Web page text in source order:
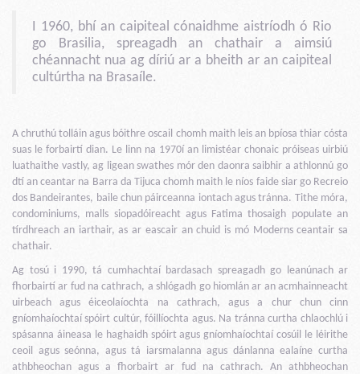
I 1960, bhí an caipiteal cónaidhme aistríodh ó Rio
go Brasilia, spreagadh an chathair a aimsiú
chéannacht nua ag díriú ar a bheith ar an caipiteal
cultúrtha na Brasaíle.
A chruthú tolláin agus bóithre oscail chomh maith leis an bpíosa thiar cósta
suas le forbairtí dian. Le linn na 1970í an limistéar chonaic próiseas uirbiú
luathaithe vastly, ag ligean swathes mór den daonra saibhir a athlonnú go
dtí an ceantar na Barra da Tijuca chomh maith le níos faide siar go Recreio
dos Bandeirantes, baile chun páirceanna iontach agus tránna. Tithe móra,
condominiums, malls siopadóireacht agus Fatima thosaigh populate an
tírdhreach an iarthair, as ar eascair an chuid is mó Moderns ceantair sa
chathair.
Ag tosú i 1990, tá cumhachtaí bardasach spreagadh go leanúnach ar
fhorbairtí ar fud na cathrach, a shlógadh go hiomlán ar an acmhainneacht
uirbeach agus éiceolaíochta na cathrach, agus a chur chun cinn
gníomhaíochtaí spóirt cultúr, fóillíochta agus. Na tránna curtha chlaochlú i
spásanna áineasa le haghaidh spóirt agus gníomhaíochtaí cosúil le léirithe
ceoil agus seónna, agus tá iarsmalanna agus dánlanna ealaíne curtha
athbheochan agus a fhorbairt ar fud na cathrach. An athbheochan